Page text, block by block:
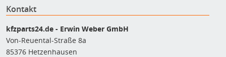
Kontakt
kfzparts24.de - Erwin Weber GmbH
Von-Reuental-Straße 8a
85376 Hetzenhausen